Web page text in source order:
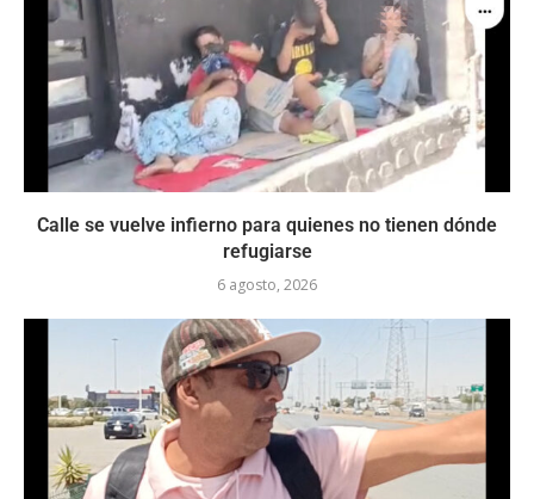
Calle se vuelve infierno para quienes no tienen dónde
refugiarse
6 agosto, 2026